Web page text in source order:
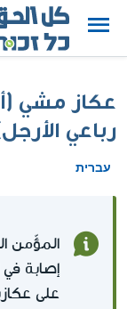
عكاز مشي
رباعي
עברית
المؤّمن
إصابة
على